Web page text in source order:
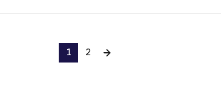
1 2